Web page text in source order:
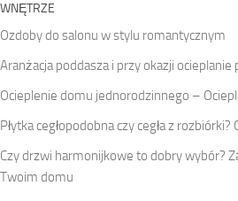
WNĘTRZE
Ozdoby do salonu w stylu romantycznym
Aranżacja poddasza i przy okazji ocieplanie
Ocieplenie domu jednorodzinnego –
Płytka cegłopodobna czy cegła z
Czy drzwi harmonijkowe to dobry wybór?
Twoim domu